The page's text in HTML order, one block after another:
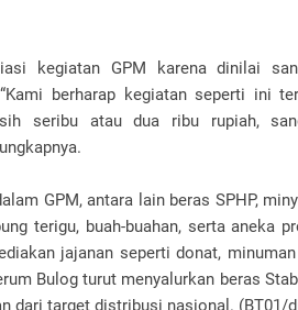
kegiatan GPM karena dinilai
berharap kegiatan seperti ini
seribu atau dua ribu rupiah,
GPM, antara lain beras SPHP,
terigu, buah-buahan, serta aneka
jajanan seperti donat,
Bulog turut menyalurkan beras
dari target distribusi nasional.